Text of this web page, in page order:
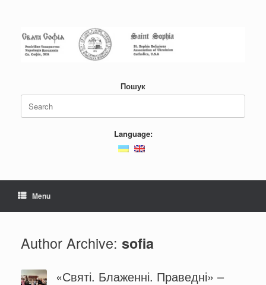
Пошук
Language:
Menu
Author Archive: sofia
«Святі. Блаженні. Праведні» –